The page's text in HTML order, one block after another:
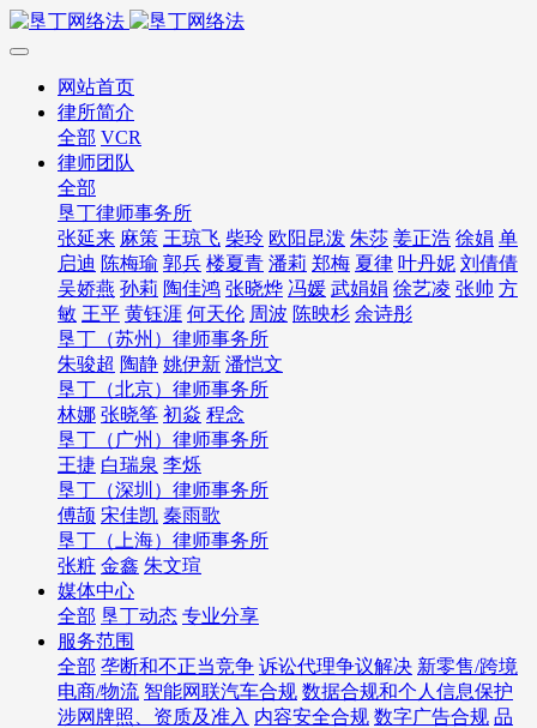
网站首页
律所简介
全部 VCR
律师团队
全部
垦丁律师事务所
张延来 麻策 王琼飞 柴玲 欧阳昆泼 朱莎 姜正浩 徐娟 单
启迪 陈梅瑜 郭兵 楼夏青 潘莉 郑梅 夏律 叶丹妮 刘倩倩
吴娇燕 孙莉 陶佳鸿 张晓烨 冯媛 武娟娟 徐艺凌 张帅 方
敏 王平 黄钰涯 何天伦 周波 陈映杉 余诗彤
垦丁（苏州）律师事务所
朱骏超 陶静 姚伊新 潘恺文
垦丁（北京）律师事务所
林娜 张晓筝 初焱 程念
垦丁（广州）律师事务所
王捷 白瑞泉 李烁
垦丁（深圳）律师事务所
傅颉 宋佳凯 秦雨歌
垦丁（上海）律师事务所
张粧 金鑫 朱文瑄
媒体中心
全部 垦丁动态 专业分享
服务范围
全部 垄断和不正当竞争 诉讼代理争议解决 新零售/跨境
电商/物流 智能网联汽车合规 数据合规和个人信息保护
涉网牌照、资质及准入 内容安全合规 数字广告合规 品